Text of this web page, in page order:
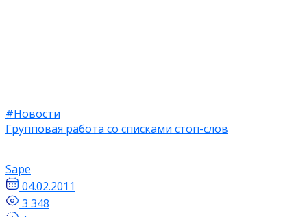
#Новости
Групповая работа со списками стоп-слов
Sape
04.02.2011
3 348